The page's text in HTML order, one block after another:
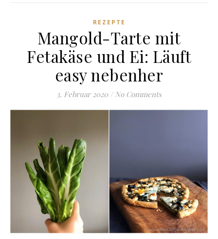
REZEPTE
Mangold-Tarte mit
Fetakäse und Ei: Läuft
easy nebenher
3. Februar 2020 / No Comments